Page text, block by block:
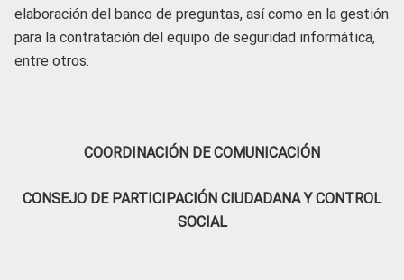
elaboración del banco de preguntas, así como en la gestión
para la contratación del equipo de seguridad informática,
entre otros.
COORDINACIÓN DE COMUNICACIÓN
CONSEJO DE PARTICIPACIÓN CIUDADANA Y CONTROL
SOCIAL